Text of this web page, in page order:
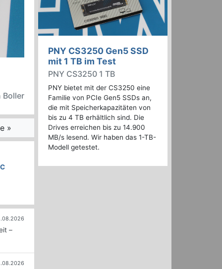
Boller
»
–
PNY CS3250 Gen5 SSD
mit 1 TB im Test
PNY CS3250 1 TB
PNY bietet mit der CS3250 eine
Familie von PCIe Gen5 SSDs an,
die mit Speicherkapazitäten von
bis zu 4 TB erhältlich sind. Die
Drives erreichen bis zu 14.900
MB/s lesend. Wir haben das 1-TB-
Modell getestet.